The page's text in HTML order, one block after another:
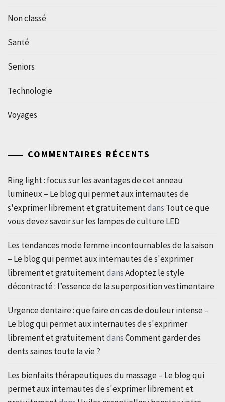
Non classé
Santé
Seniors
Technologie
Voyages
COMMENTAIRES RÉCENTS
Ring light : focus sur les avantages de cet anneau
lumineux – Le blog qui permet aux internautes de
s'exprimer librement et gratuitementdans Tout ce que
vous devez savoir sur les lampes de culture LED
Les tendances mode femme incontournables de la saison
– Le blog qui permet aux internautes de s'exprimer
librement et gratuitementdansAdoptez le style
décontracté : l’essence de la superposition vestimentaire
Urgence dentaire : que faire en cas de douleur intense –
Le blog qui permet aux internautes de s'exprimer
librement et gratuitementdansComment garder des
dents saines toute la vie ?
Les bienfaits thérapeutiques du massage – Le blog qui
permet aux internautes de s'exprimer librement et